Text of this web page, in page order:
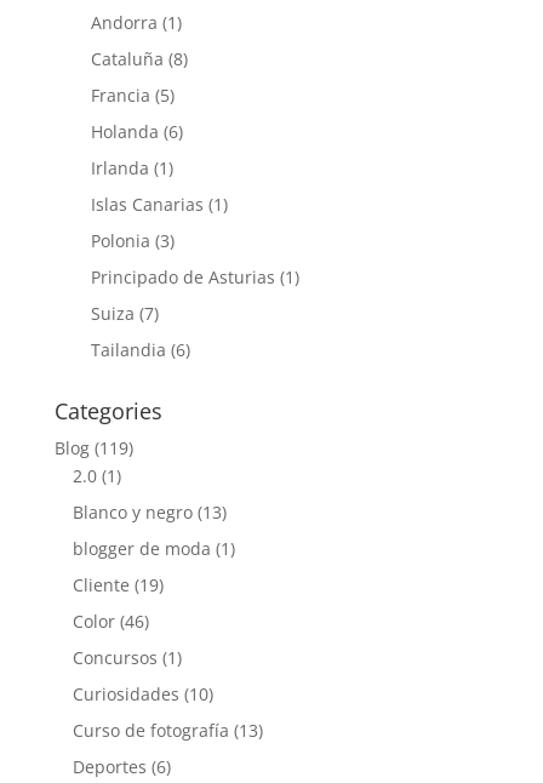
Andorra (1)
Cataluña (8)
Francia (5)
Holanda (6)
Irlanda (1)
Islas Canarias (1)
Polonia (3)
Principado de Asturias (1)
Suiza (7)
Tailandia (6)
Categories
Blog(119)
2.0(1)
Blanco y negro(13)
blogger de moda (1)
Cliente (19)
Color(46)
Concursos (1)
Curiosidades (10)
Curso de fotografía (13)
Deportes (6)